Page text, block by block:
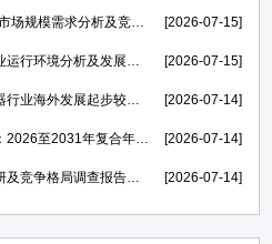
2026年中国纺织品行业研究：市场规模需求分析及竞争格局研究-中金企信发布 [2026-07-15]
神经外科精准手术医疗器械行业运行环境分析及发展策略研究报告-中金企信发布 [2026-07-15]
出海战略报告：厨余垃圾处理器行业海外发展起步较早，行业成熟度高-中金企信发布 [2026-07-14]
全球军用运输机投资价值评估：2026至2031年复合年均增长率维持在1.39%-中金企信发布 [2026-07-14]
环境调节设备行业全景监测调研及竞争格局调查报告（可定制）-中金企信发布 [2026-07-14]